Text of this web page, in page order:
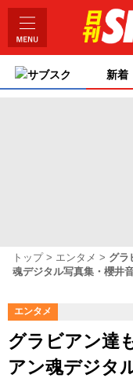
サブスク 新着
トップ エンタメ
グラ
魂デジタル写真集・櫻井
エンタメ
グラビアン達
アン魂デジタ